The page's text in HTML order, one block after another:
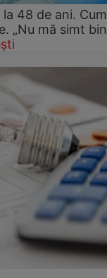
48 de ani. Cum
„Nu mă simt